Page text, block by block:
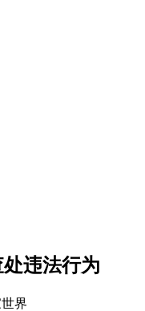
违法行为
界